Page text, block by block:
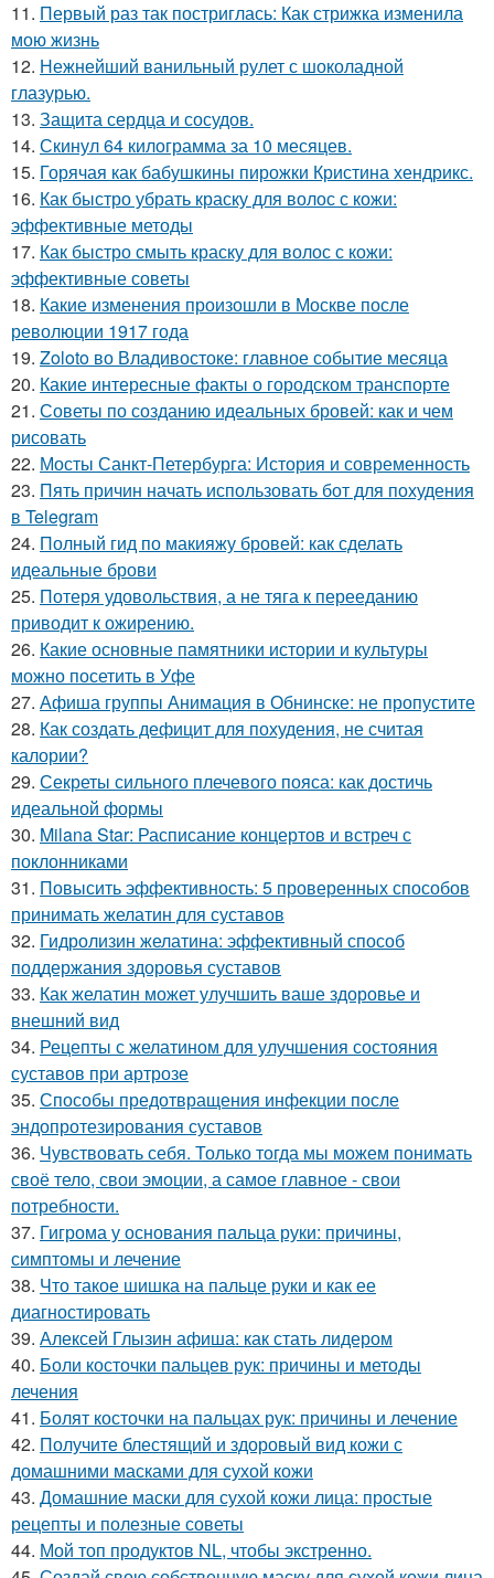
11. Первый раз так постриглась: Как стрижка изменила
мою жизнь
12. Нежнейший ванильный рулет с шоколадной
глазурью.
13. Защита сердца и сосудов.
14. Скинул 64 килограмма за 10 месяцев.
15. Горячая как бабушкины пирожки Кристина хендрикс.
16. Как быстро убрать краску для волос с кожи:
эффективные методы
17. Как быстро смыть краску для волос с кожи:
эффективные советы
18. Какие изменения произошли в Москве после
революции 1917 года
19. Zoloto во Владивостоке: главное событие месяца
20. Какие интересные факты о городском транспорте
21. Советы по созданию идеальных бровей: как и чем
рисовать
22. Мосты Санкт-Петербурга: История и современность
23. Пять причин начать использовать бот для похудения
в Telegram
24. Полный гид по макияжу бровей: как сделать
идеальные брови
25. Потеря удовольствия, а не тяга к перееданию
приводит к ожирению.
26. Какие основные памятники истории и культуры
можно посетить в Уфе
27. Афиша группы Анимация в Обнинске: не пропустите
28. Как создать дефицит для похудения, не считая
калории?
29. Секреты сильного плечевого пояса: как достичь
идеальной формы
30. Milana Star: Расписание концертов и встреч с
поклонниками
31. Повысить эффективность: 5 проверенных способов
принимать желатин для суставов
32. Гидролизин желатина: эффективный способ
поддержания здоровья суставов
33. Как желатин может улучшить ваше здоровье и
внешний вид
34. Рецепты с желатином для улучшения состояния
суставов при артрозе
35. Способы предотвращения инфекции после
эндопротезирования суставов
36. Чувствовать себя. Только тогда мы можем понимать
своё тело, свои эмоции, а самое главное - свои
потребности.
37. Гигрома у основания пальца руки: причины,
симптомы и лечение
38. Что такое шишка на пальце руки и как ее
диагностировать
39. Алексей Глызин афиша: как стать лидером
40. Боли косточки пальцев рук: причины и методы
лечения
41. Болят косточки на пальцах рук: причины и лечение
42. Получите блестящий и здоровый вид кожи с
домашними масками для сухой кожи
43. Домашние маски для сухой кожи лица: простые
рецепты и полезные советы
44. Мой топ продуктов NL, чтобы экстренно.